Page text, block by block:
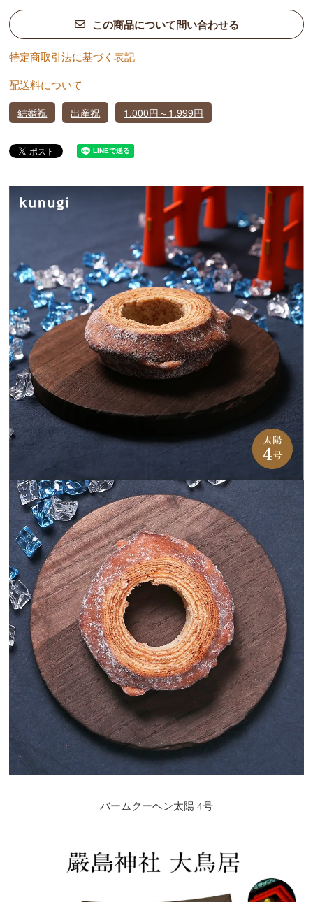
この商品について問い合わせる
特定商取引法に基づく表記
配送料について
結婚祝 出産祝 1,000円～1,999円
バームクーヘン太陽 4号